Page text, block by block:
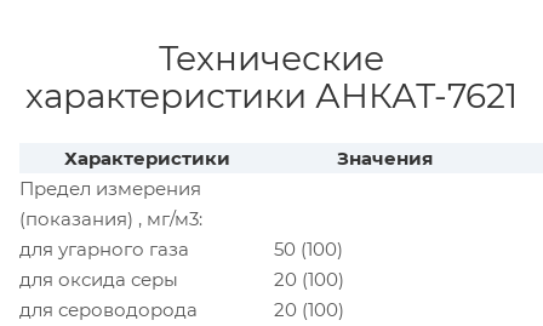
Технические
характеристики АНКАТ-7621
Характеристики
Значения
Предел измерения
(показания) , мг/м3:
для угарного газа
50 (100)
для оксида серы
20 (100)
для сероводорода
20 (100)